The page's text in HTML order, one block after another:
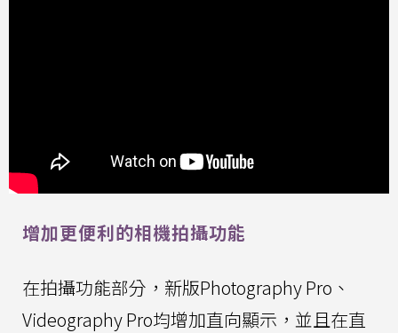
增加更便利的相機拍攝功能
在拍攝功能部分，新版Photography Pro、
Videography Pro均增加直向顯示，並且在直